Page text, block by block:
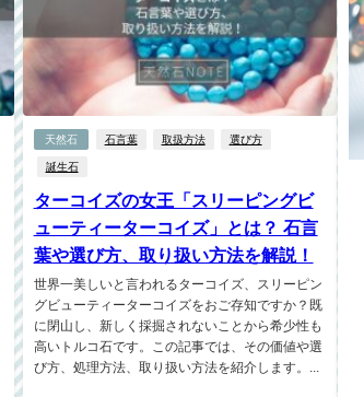
天然石 石言葉 取扱方法 選び方
誕生石
ターコイズの女王「スリーピングビ
ューティーターコイズ」とは？ 石言
葉や選び方、取り扱い方法を解説！
世界一美しいと言われるターコイズ、スリーピン
グビューティーターコイズをおご存知ですか？既
に閉山し、新しく採掘されないことから希少性も
高いトルコ石です。この記事では、その価値や選
び方、処理方法、取り扱い方法を紹介します。...